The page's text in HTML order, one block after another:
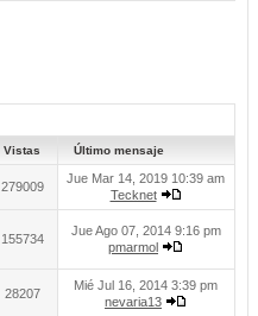
Vistas Último mensaje
279009
Jue Mar 14, 2019 10:39 am
Tecknet
155734
Jue Ago 07, 2014 9:16 pm
pmarmol
28207
Mié Jul 16, 2014 3:39 pm
nevaria13